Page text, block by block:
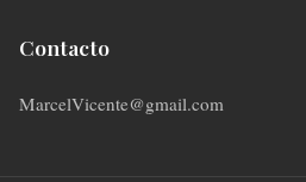
Contacto
MarcelVicente@gmail.com